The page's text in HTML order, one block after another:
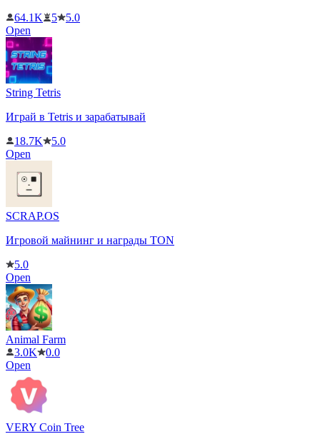
64.1K
5
5.0
Open
String Tetris
Играй в Tetris и зарабатывай
18.7K
5.0
Open
SCRAP.OS
Игровой майнинг и награды TON
5.0
Open
Animal Farm
3.0K
0.0
Open
VERY Coin Tree